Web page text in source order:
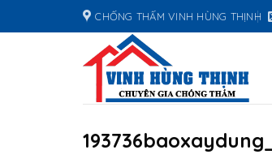
to
CHỐNG THẤM VINH HÙNG THỊNH